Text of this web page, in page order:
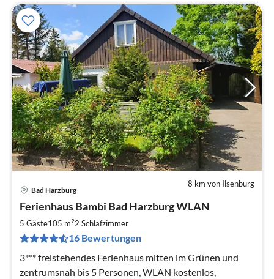
8 km von Ilsenburg
Bad Harzburg
Ferienhaus Bambi Bad Harzburg WLAN
5 Gäste105 m22 Schlafzimmer
16 Bewertungen
3*** freistehendes Ferienhaus mitten im Grünen und
zentrumsnah bis 5 Personen, WLAN kostenlos,